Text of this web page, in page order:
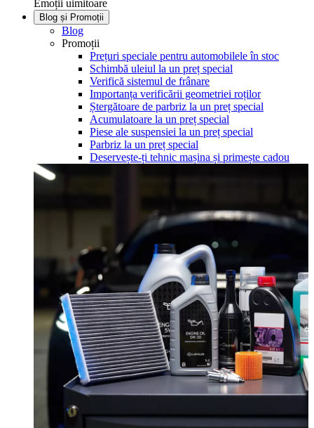
Emoții uimitoare
Blog și Promoții
Blog
Promoții
Prețuri speciale pentru automobilele în stoc
Schimbă uleiul la un preț special
Verifică sistemul de frânare
Importanța verificării geometriei roților
Ștergătoare de parbriz la un preț special
Acumulatoare la un preț special
Piese ale suspensiei la un preț special
Parbriz la un preț special
Deservește-ți tehnic mașina și primește cadou